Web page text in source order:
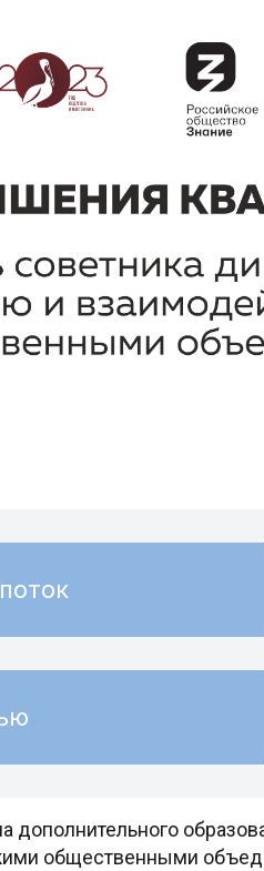
дополнительного
общественными